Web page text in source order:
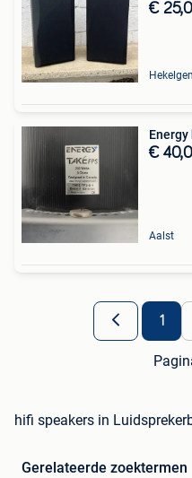
€
€
Aalst
1
hifi speakers in
Gerelateerde zoektermen